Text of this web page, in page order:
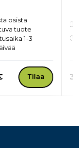
osista
tuote
1-3
Tilaa